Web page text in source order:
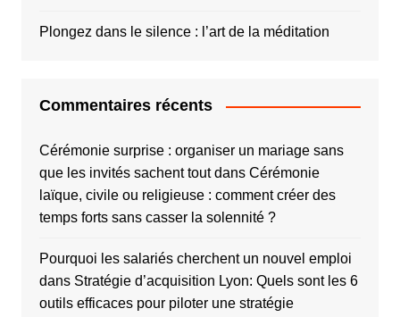
Plongez dans le silence : l’art de la méditation
Commentaires récents
Cérémonie surprise : organiser un mariage sans
que les invités sachent toutdans Cérémonie
laïque, civile ou religieuse : comment créer des
temps forts sans casser la solennité ?
Pourquoi les salariés cherchent un nouvel emploi
dans Stratégie d’acquisition Lyon: Quels sont les 6
outils efficaces pour piloter une stratégie